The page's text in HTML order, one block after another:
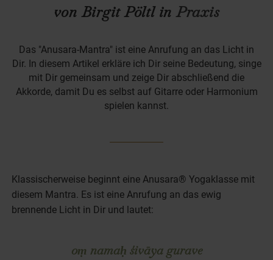
von Birgit Pöltl inPraxis
Das "Anusara-Mantra" ist eine Anrufung an das Licht in
Dir. In diesem Artikel erkläre ich Dir seine Bedeutung, singe
mit Dir gemeinsam und zeige Dir abschließend die
Akkorde, damit Du es selbst auf Gitarre oder Harmonium
spielen kannst.
Klassischerweise beginnt eine Anusara® Yogaklasse mit
diesem Mantra. Es ist eine Anrufung an das ewig
brennende Licht in Dir und lautet:
oṃ namaḥ śivāya gurave